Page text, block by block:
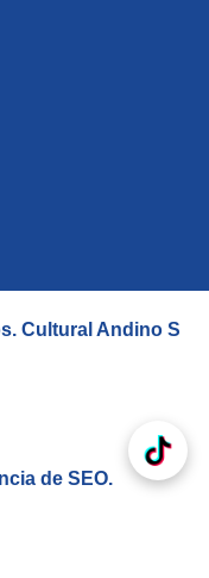
Cultural Andino S
de SEO.